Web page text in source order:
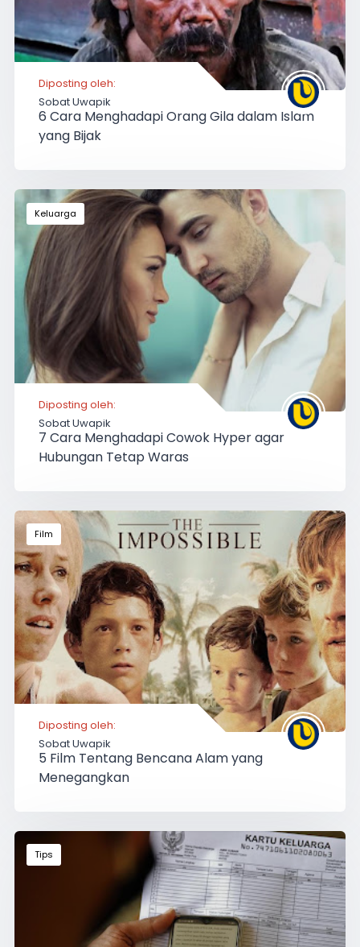
Diposting oleh:
Sobat Uwapik
6 Cara Menghadapi Orang Gila dalam Islam
yang Bijak
Keluarga
Diposting oleh:
Sobat Uwapik
7 Cara Menghadapi Cowok Hyper agar
Hubungan Tetap Waras
Film
Diposting oleh:
Sobat Uwapik
5 Film Tentang Bencana Alam yang
Menegangkan
Tips